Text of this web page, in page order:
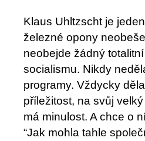
Klaus Uhltzscht je
železné opony
neobejde žádný
socialismu. Nikdy
programy. Vždycky
příležitost, na svůj
má minulost. A chce o
“Jak mohla tahle